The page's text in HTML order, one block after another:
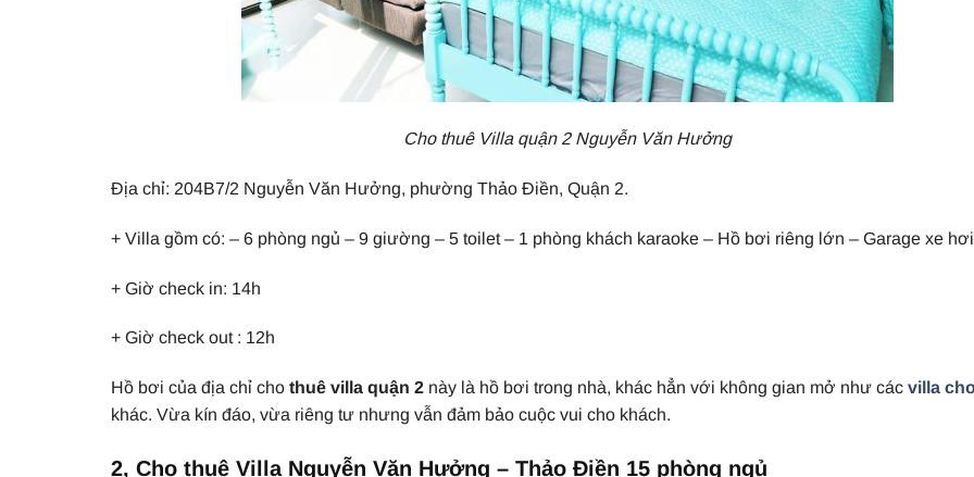
Cho thuê Villa quận 2 Nguyễn Văn Hưởng
Địa chỉ: 204B7/2 Nguyễn Văn Hưởng, phường Thảo Điền, Quận 2.
+ Villa gồm có: – 6 phòng ngủ – 9 giường – 5 toilet – 1 phòng khách karaoke – Hồ bơi riêng lớn – Garage xe hơi
+ Giờ check in: 14h
+ Giờ check out : 12h
Hồ bơi của địa chỉ cho thuê villa quận 2 này là hồ bơi trong nhà, khác hẳn với không gian mở như các villa
khác. Vừa kín đáo, vừa riêng tư nhưng vẫn đảm bảo cuộc vui cho khách.
2, Cho thuê Villa Nguyễn Văn Hưởng – Thảo Điền 15 phòng ngủ